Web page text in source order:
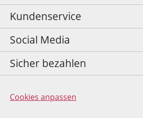
Kundenservice
Social Media
Sicher bezahlen
Cookies anpassen